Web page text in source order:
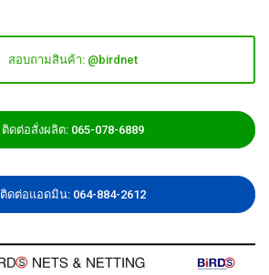
สอบถามสินค้า: @birdnet
ติดต่อสั่งผลิต: 065-078-6889
ติดต่อแอดมิน: 064-884-2612